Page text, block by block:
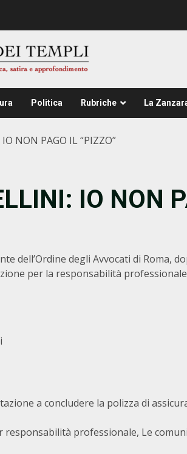
Politica Rubriche La
NON PAGO IL “PIZZO”
IO NON
dell’Ordine degli Avvocati di Roma,
per la responsabilità
a concludere la polizza di
professionale, Le